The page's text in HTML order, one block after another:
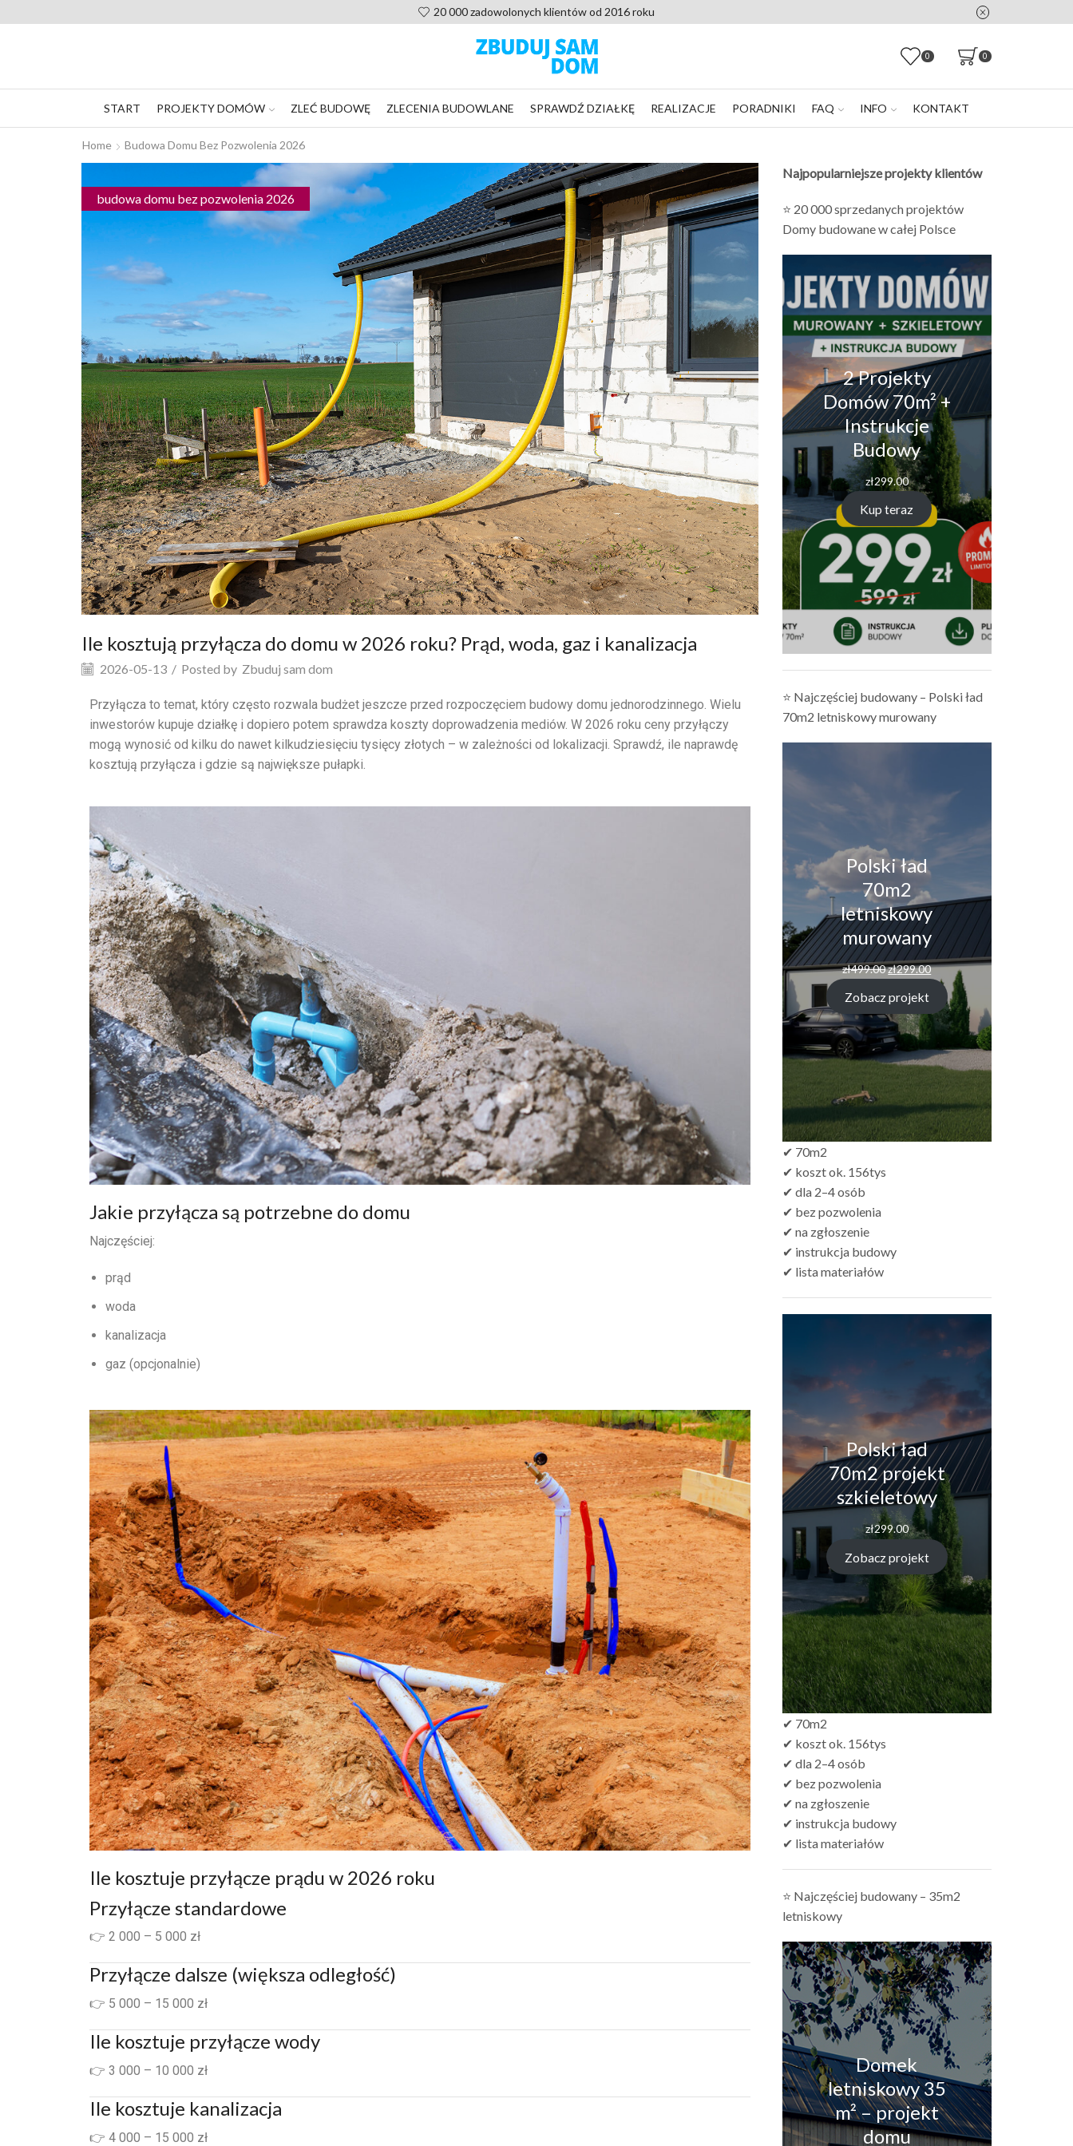
Pomoc po zakupie projektu, nie zostaniesz sam
0 0
START PROJEKTY DOMÓW ZLEĆ BUDOWĘ ZLECENIA BUDOWLANE SPRAWDŹ DZIAŁKĘ REALIZACJE PORADNIKI FAQ INFO KONTAKT
Home Budowa Domu Bez Pozwolenia 2026
budowa domu bez pozwolenia 2026
Ile kosztują przyłącza do domu w 2026 roku? Prąd, woda, gaz i kanalizacja
2026-05-13 / Posted by Zbuduj sam dom
Przyłącza to temat, który często rozwala budżet jeszcze przed rozpoczęciem budowy domu jednorodzinnego. Wielu
inwestorów kupuje działkę i dopiero potem sprawdza koszty doprowadzenia mediów. W 2026 roku ceny przyłączy
mogą wynosić od kilku do nawet kilkudziesięciu tysięcy złotych – w zależności od lokalizacji. Sprawdź, ile naprawdę
kosztują przyłącza i gdzie są największe pułapki.
Jakie przyłącza są potrzebne do domu
Najczęściej:
prąd
woda
kanalizacja
gaz (opcjonalnie)
Ile kosztuje przyłącze prądu w 2026 roku
Przyłącze standardowe
👉 2 000 – 5 000 zł
Przyłącze dalsze (większa odległość)
👉 5 000 – 15 000 zł
Ile kosztuje przyłącze wody
👉 3 000 – 10 000 zł
Ile kosztuje kanalizacja
👉 4 000 – 15 000 zł
Najpopularniejsze projekty klientów
⭐ 20 000 sprzedanych projektów
Domy budowane w całej Polsce
2 Projekty
Domów 70m² +
Instrukcje
Budowy
zł299.00
Kup teraz
⭐ Najczęściej budowany – Polski ład
70m2 letniskowy murowany
Polski ład
70m2
letniskowy
murowany
zł499.00zł299.00
Zobacz projekt
✔ 70m2
✔ koszt ok. 156tys
✔ dla 2–4 osób
✔ bez pozwolenia
✔ na zgłoszenie
✔ instrukcja budowy
✔ lista materiałów
Polski ład
70m2 projekt
szkieletowy
zł299.00
Zobacz projekt
✔ 70m2
✔ koszt ok. 156tys
✔ dla 2–4 osób
✔ bez pozwolenia
✔ na zgłoszenie
✔ instrukcja budowy
✔ lista materiałów
⭐ Najczęściej budowany – 35m2
letniskowy
Domek
letniskowy 35
m² – projekt
domu